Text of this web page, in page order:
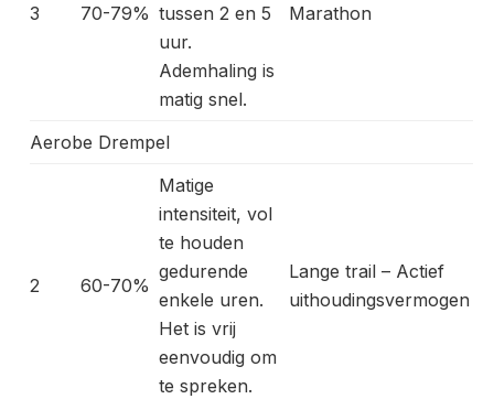
3 70-79% tussen 2 en 5
uur.
Ademhaling is
matig snel.
Marathon
Aerobe Drempel
2 60-70%
Matige
intensiteit, vol
te houden
gedurende
enkele uren.
Het is vrij
eenvoudig om
te spreken.
Lange trail – Actief
uithoudingsvermogen